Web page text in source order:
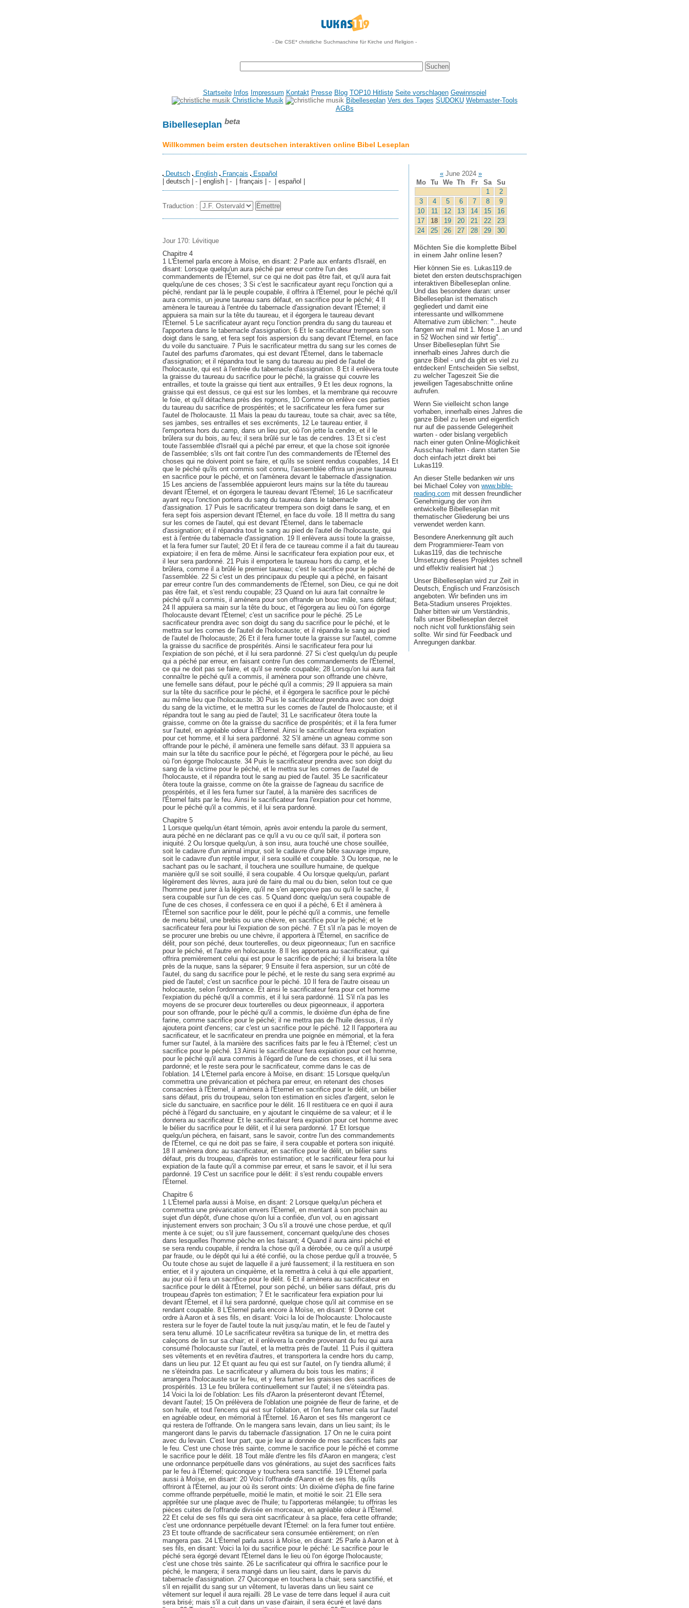
- Die CSE* christliche Suchmaschine für Kirche und Religion -
Startseite Infos Impressum Kontakt Presse Blog TOP10 Hitliste Seite vorschlagen Gewinnspiel
Christliche Musik
Bibelleseplan Vers des Tages SUDOKU Webmaster-Tools
AGBs
Bibelleseplan beta
Willkommen beim ersten deutschen interaktiven online Bibel Leseplan
Deutsch English Français
Español
| deutsch | - | english | - | français | - | español |
Traduction :
Jour 170: Lévitique
Chapitre 4
1 L'Éternel parla encore à Moïse, en disant: 2 Parle aux enfants d'Israël, en
disant: Lorsque quelqu'un aura péché par erreur contre l'un des
commandements de l'Éternel, sur ce qui ne doit pas être fait, et qu'il aura fait
quelqu'une de ces choses; 3 Si c'est le sacrificateur ayant reçu l'onction qui a
péché, rendant par là le peuple coupable, il offrira à l'Éternel, pour le péché qu'il
aura commis, un jeune taureau sans défaut, en sacrifice pour le péché; 4 Il
amènera le taureau à l'entrée du tabernacle d'assignation devant l'Éternel; il
appuiera sa main sur la tête du taureau, et il égorgera le taureau devant
l'Éternel. 5 Le sacrificateur ayant reçu l'onction prendra du sang du taureau et
l'apportera dans le tabernacle d'assignation; 6 Et le sacrificateur trempera son
doigt dans le sang, et fera sept fois aspersion du sang devant l'Éternel, en face
du voile du sanctuaire. 7 Puis le sacrificateur mettra du sang sur les cornes de
l'autel des parfums d'aromates, qui est devant l'Éternel, dans le tabernacle
d'assignation; et il répandra tout le sang du taureau au pied de l'autel de
l'holocauste, qui est à l'entrée du tabernacle d'assignation. 8 Et il enlèvera toute
la graisse du taureau du sacrifice pour le péché, la graisse qui couvre les
entrailles, et toute la graisse qui tient aux entrailles, 9 Et les deux rognons, la
graisse qui est dessus, ce qui est sur les lombes, et la membrane qui recouvre
le foie, et qu'il détachera près des rognons, 10 Comme on enlève ces parties
du taureau du sacrifice de prospérités; et le sacrificateur les fera fumer sur
l'autel de l'holocauste. 11 Mais la peau du taureau, toute sa chair, avec sa tête,
ses jambes, ses entrailles et ses excréments, 12 Le taureau entier, il
l'emportera hors du camp, dans un lieu pur, où l'on jette la cendre, et il le
brûlera sur du bois, au feu; il sera brûlé sur le tas de cendres. 13 Et si c'est
toute l'assemblée d'Israël qui a péché par erreur, et que la chose soit ignorée
de l'assemblée; s'ils ont fait contre l'un des commandements de l'Éternel des
choses qui ne doivent point se faire, et qu'ils se soient rendus coupables, 14 Et
que le péché qu'ils ont commis soit connu, l'assemblée offrira un jeune taureau
en sacrifice pour le péché, et on l'amènera devant le tabernacle d'assignation.
15 Les anciens de l'assemblée appuieront leurs mains sur la tête du taureau
devant l'Éternel, et on égorgera le taureau devant l'Éternel; 16 Le sacrificateur
ayant reçu l'onction portera du sang du taureau dans le tabernacle
d'assignation. 17 Puis le sacrificateur trempera son doigt dans le sang, et en
fera sept fois aspersion devant l'Éternel, en face du voile. 18 Il mettra du sang
sur les cornes de l'autel, qui est devant l'Éternel, dans le tabernacle
d'assignation; et il répandra tout le sang au pied de l'autel de l'holocauste, qui
est à l'entrée du tabernacle d'assignation. 19 Il enlèvera aussi toute la graisse,
et la fera fumer sur l'autel; 20 Et il fera de ce taureau comme il a fait du taureau
expiatoire; il en fera de même. Ainsi le sacrificateur fera expiation pour eux, et
il leur sera pardonné. 21 Puis il emportera le taureau hors du camp, et le
brûlera, comme il a brûlé le premier taureau; c'est le sacrifice pour le péché de
l'assemblée. 22 Si c'est un des principaux du peuple qui a péché, en faisant
par erreur contre l'un des commandements de l'Éternel, son Dieu, ce qui ne doit
pas être fait, et s'est rendu coupable; 23 Quand on lui aura fait connaître le
péché qu'il a commis, il amènera pour son offrande un bouc mâle, sans défaut;
24 Il appuiera sa main sur la tête du bouc, et l'égorgera au lieu où l'on égorge
l'holocauste devant l'Éternel; c'est un sacrifice pour le péché. 25 Le
sacrificateur prendra avec son doigt du sang du sacrifice pour le péché, et le
mettra sur les cornes de l'autel de l'holocauste; et il répandra le sang au pied
de l'autel de l'holocauste; 26 Et il fera fumer toute la graisse sur l'autel, comme
la graisse du sacrifice de prospérités. Ainsi le sacrificateur fera pour lui
l'expiation de son péché, et il lui sera pardonné. 27 Si c'est quelqu'un du peuple
qui a péché par erreur, en faisant contre l'un des commandements de l'Éternel,
ce qui ne doit pas se faire, et qu'il se rende coupable; 28 Lorsqu'on lui aura fait
connaître le péché qu'il a commis, il amènera pour son offrande une chèvre,
une femelle sans défaut, pour le péché qu'il a commis; 29 Il appuiera sa main
sur la tête du sacrifice pour le péché, et il égorgera le sacrifice pour le péché
au même lieu que l'holocauste. 30 Puis le sacrificateur prendra avec son doigt
du sang de la victime, et le mettra sur les cornes de l'autel de l'holocauste; et il
répandra tout le sang au pied de l'autel; 31 Le sacrificateur ôtera toute la
graisse, comme on ôte la graisse du sacrifice de prospérités; et il la fera fumer
sur l'autel, en agréable odeur à l'Éternel. Ainsi le sacrificateur fera expiation
pour cet homme, et il lui sera pardonné. 32 S'il amène un agneau comme son
offrande pour le péché, il amènera une femelle sans défaut. 33 Il appuiera sa
main sur la tête du sacrifice pour le péché, et l'égorgera pour le péché, au lieu
où l'on égorge l'holocauste. 34 Puis le sacrificateur prendra avec son doigt du
sang de la victime pour le péché, et le mettra sur les cornes de l'autel de
l'holocauste, et il répandra tout le sang au pied de l'autel. 35 Le sacrificateur
ôtera toute la graisse, comme on ôte la graisse de l'agneau du sacrifice de
prospérités, et il les fera fumer sur l'autel, à la manière des sacrifices de
l'Éternel faits par le feu. Ainsi le sacrificateur fera l'expiation pour cet homme,
pour le péché qu'il a commis, et il lui sera pardonné.
Chapitre 5
1 Lorsque quelqu'un étant témoin, après avoir entendu la parole du serment,
aura péché en ne déclarant pas ce qu'il a vu ou ce qu'il sait, il portera son
iniquité. 2 Ou lorsque quelqu'un, à son insu, aura touché une chose souillée,
soit le cadavre d'un animal impur, soit le cadavre d'une bête sauvage impure,
soit le cadavre d'un reptile impur, il sera souillé et coupable. 3 Ou lorsque, ne le
sachant pas ou le sachant, il touchera une souillure humaine, de quelque
manière qu'il se soit souillé, il sera coupable. 4 Ou lorsque quelqu'un, parlant
légèrement des lèvres, aura juré de faire du mal ou du bien, selon tout ce que
l'homme peut jurer à la légère, qu'il ne s'en aperçoive pas ou qu'il le sache, il
sera coupable sur l'un de ces cas. 5 Quand donc quelqu'un sera coupable de
l'une de ces choses, il confessera ce en quoi il a péché, 6 Et il amènera à
l'Éternel son sacrifice pour le délit, pour le péché qu'il a commis, une femelle
de menu bétail, une brebis ou une chèvre, en sacrifice pour le péché; et le
sacrificateur fera pour lui l'expiation de son péché. 7 Et s'il n'a pas le moyen de
se procurer une brebis ou une chèvre, il apportera à l'Éternel, en sacrifice de
délit, pour son péché, deux tourterelles, ou deux pigeonneaux; l'un en sacrifice
pour le péché, et l'autre en holocauste. 8 Il les apportera au sacrificateur, qui
offrira premièrement celui qui est pour le sacrifice de péché; il lui brisera la tête
près de la nuque, sans la séparer; 9 Ensuite il fera aspersion, sur un côté de
l'autel, du sang du sacrifice pour le péché, et le reste du sang sera exprimé au
pied de l'autel; c'est un sacrifice pour le péché. 10 Il fera de l'autre oiseau un
holocauste, selon l'ordonnance. Et ainsi le sacrificateur fera pour cet homme
l'expiation du péché qu'il a commis, et il lui sera pardonné. 11 S'il n'a pas les
moyens de se procurer deux tourterelles ou deux pigeonneaux, il apportera
pour son offrande, pour le péché qu'il a commis, le dixième d'un épha de fine
farine, comme sacrifice pour le péché; il ne mettra pas de l'huile dessus, il n'y
ajoutera point d'encens; car c'est un sacrifice pour le péché. 12 Il l'apportera au
sacrificateur, et le sacrificateur en prendra une poignée en mémorial, et la fera
fumer sur l'autel, à la manière des sacrifices faits par le feu à l'Éternel; c'est un
sacrifice pour le péché. 13 Ainsi le sacrificateur fera expiation pour cet homme,
pour le péché qu'il aura commis à l'égard de l'une de ces choses, et il lui sera
pardonné; et le reste sera pour le sacrificateur, comme dans le cas de
l'oblation. 14 L'Éternel parla encore à Moïse, en disant: 15 Lorsque quelqu'un
commettra une prévarication et péchera par erreur, en retenant des choses
consacrées à l'Éternel, il amènera à l'Éternel en sacrifice pour le délit, un bélier
sans défaut, pris du troupeau, selon ton estimation en sicles d'argent, selon le
sicle du sanctuaire, en sacrifice pour le délit. 16 Il restituera ce en quoi il aura
péché à l'égard du sanctuaire, en y ajoutant le cinquième de sa valeur; et il le
donnera au sacrificateur. Et le sacrificateur fera expiation pour cet homme avec
le bélier du sacrifice pour le délit, et il lui sera pardonné. 17 Et lorsque
quelqu'un péchera, en faisant, sans le savoir, contre l'un des commandements
de l'Éternel, ce qui ne doit pas se faire, il sera coupable et portera son iniquité.
18 Il amènera donc au sacrificateur, en sacrifice pour le délit, un bélier sans
défaut, pris du troupeau, d'après ton estimation; et le sacrificateur fera pour lui
expiation de la faute qu'il a commise par erreur, et sans le savoir, et il lui sera
pardonné. 19 C'est un sacrifice pour le délit: il s'est rendu coupable envers
l'Éternel.
Chapitre 6
1 L'Éternel parla aussi à Moïse, en disant: 2 Lorsque quelqu'un péchera et
commettra une prévarication envers l'Éternel, en mentant à son prochain au
sujet d'un dépôt, d'une chose qu'on lui a confiée, d'un vol, ou en agissant
injustement envers son prochain; 3 Ou s'il a trouvé une chose perdue, et qu'il
mente à ce sujet; ou s'il jure faussement, concernant quelqu'une des choses
dans lesquelles l'homme pèche en les faisant; 4 Quand il aura ainsi péché et
se sera rendu coupable, il rendra la chose qu'il a dérobée, ou ce qu'il a usurpé
par fraude, ou le dépôt qui lui a été confié, ou la chose perdue qu'il a trouvée, 5
Ou toute chose au sujet de laquelle il a juré faussement; il la restituera en son
entier, et il y ajoutera un cinquième, et la remettra à celui à qui elle appartient,
au jour où il fera un sacrifice pour le délit. 6 Et il amènera au sacrificateur en
sacrifice pour le délit à l'Éternel, pour son péché, un bélier sans défaut, pris du
troupeau d'après ton estimation; 7 Et le sacrificateur fera expiation pour lui
devant l'Éternel, et il lui sera pardonné, quelque chose qu'il ait commise en se
rendant coupable. 8 L'Éternel parla encore à Moïse, en disant: 9 Donne cet
ordre à Aaron et à ses fils, en disant: Voici la loi de l'holocauste: L'holocauste
restera sur le foyer de l'autel toute la nuit jusqu'au matin, et le feu de l'autel y
sera tenu allumé. 10 Le sacrificateur revêtira sa tunique de lin, et mettra des
caleçons de lin sur sa chair; et il enlèvera la cendre provenant du feu qui aura
consumé l'holocauste sur l'autel, et la mettra près de l'autel. 11 Puis il quittera
ses vêtements et en revêtira d'autres, et transportera la cendre hors du camp,
dans un lieu pur. 12 Et quant au feu qui est sur l'autel, on l'y tiendra allumé; il
ne s'éteindra pas. Le sacrificateur y allumera du bois tous les matins; il
arrangera l'holocauste sur le feu, et y fera fumer les graisses des sacrifices de
prospérités. 13 Le feu brûlera continuellement sur l'autel; il ne s'éteindra pas.
14 Voici la loi de l'oblation: Les fils d'Aaron la présenteront devant l'Éternel,
devant l'autel; 15 On prélèvera de l'oblation une poignée de fleur de farine, et de
son huile, et tout l'encens qui est sur l'oblation, et l'on fera fumer cela sur l'autel
en agréable odeur, en mémorial à l'Éternel. 16 Aaron et ses fils mangeront ce
qui restera de l'offrande. On le mangera sans levain, dans un lieu saint; ils le
mangeront dans le parvis du tabernacle d'assignation. 17 On ne le cuira point
avec du levain. C'est leur part, que je leur ai donnée de mes sacrifices faits par
le feu. C'est une chose très sainte, comme le sacrifice pour le péché et comme
le sacrifice pour le délit. 18 Tout mâle d'entre les fils d'Aaron en mangera; c'est
une ordonnance perpétuelle dans vos générations, au sujet des sacrifices faits
par le feu à l'Éternel; quiconque y touchera sera sanctifié. 19 L'Éternel parla
aussi à Moïse, en disant: 20 Voici l'offrande d'Aaron et de ses fils, qu'ils
offriront à l'Éternel, au jour où ils seront oints: Un dixième d'épha de fine farine
comme offrande perpétuelle, moitié le matin, et moitié le soir. 21 Elle sera
apprêtée sur une plaque avec de l'huile; tu l'apporteras mélangée; tu offriras les
pièces cuites de l'offrande divisée en morceaux, en agréable odeur à l'Éternel.
22 Et celui de ses fils qui sera oint sacrificateur à sa place, fera cette offrande;
c'est une ordonnance perpétuelle devant l'Éternel: on la fera fumer tout entière.
23 Et toute offrande de sacrificateur sera consumée entièrement; on n'en
mangera pas. 24 L'Éternel parla aussi à Moïse, en disant: 25 Parle à Aaron et à
ses fils, en disant: Voici la loi du sacrifice pour le péché: Le sacrifice pour le
péché sera égorgé devant l'Éternel dans le lieu où l'on égorge l'holocauste;
c'est une chose très sainte. 26 Le sacrificateur qui offrira le sacrifice pour le
péché, le mangera; il sera mangé dans un lieu saint, dans le parvis du
tabernacle d'assignation. 27 Quiconque en touchera la chair, sera sanctifié, et
s'il en rejaillit du sang sur un vêtement, tu laveras dans un lieu saint ce
vêtement sur lequel il aura rejailli. 28 Le vase de terre dans lequel il aura cuit
sera brisé; mais s'il a cuit dans un vase d'airain, il sera écuré et lavé dans
« June 2024 »
Mo
Tu We Th Fr Sa
Su
1
2
3
4 5 6 7 8
9
10
11 12 13 14 15
16
17
18 19 20 21 22
23
24
25 26 27 28 29 30
Möchten Sie die komplette Bibel
in einem Jahr online lesen?
Hier können Sie es. Lukas119.de
bietet den ersten deutschsprachigen
interaktiven Bibelleseplan online.
Und das besondere daran: unser
Bibelleseplan ist thematisch
gegliedert und damit eine
interessante und willkommene
Alternative zum üblichen: "...heute
fangen wir mal mit 1. Mose 1 an und
in 52 Wochen sind wir fertig"...
Unser Bibelleseplan führt Sie
innerhalb eines Jahres durch die
ganze Bibel - und da gibt es viel zu
entdecken! Entscheiden Sie selbst,
zu welcher Tageszeit Sie die
jeweiligen Tagesabschnitte online
aufrufen.
Wenn Sie vielleicht schon lange
vorhaben, innerhalb eines Jahres die
ganze Bibel zu lesen und eigentlich
nur auf die passende Gelegenheit
warten - oder bislang vergeblich
nach einer guten Online-Möglichkeit
Ausschau hielten - dann starten Sie
doch einfach jetzt direkt bei
Lukas119.
An dieser Stelle bedanken wir uns
bei Michael Coley von www.bible-
reading.com mit dessen freundlicher
Genehmigung der von ihm
entwickelte Bibelleseplan mit
thematischer Gliederung bei uns
verwendet werden kann.
Besondere Anerkennung gilt auch
dem Programmierer-Team von
Lukas119, das die technische
Umsetzung dieses Projektes schnell
und effektiv realisiert hat ;)
Unser Bibelleseplan wird zur Zeit in
Deutsch, Englisch und Französisch
angeboten. Wir befinden uns im
Beta-Stadium unseres Projektes.
Daher bitten wir um Verständnis,
falls unser Bibelleseplan derzeit
noch nicht voll funktionsfähig sein
sollte. Wir sind für Feedback und
Anregungen dankbar.